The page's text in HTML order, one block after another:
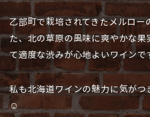
乙部町で栽培されてきたメルロー
た、北の草原の風味に爽やかな
て適度な渋みが心地よいワインで
私も北海道ワインの魅力に気が
☺️